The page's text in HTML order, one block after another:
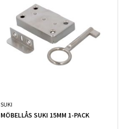
SUKI
MÖBELLÅS SUKI 15MM 1-PACK